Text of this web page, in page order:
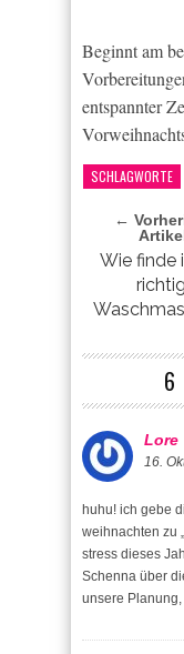
Beginnt am
entspannter
SCHLAGWORTE
←
Wie finde
Lore
16.
huhu! ich gebe
weihnachten zu
stress dieses
Schenna über
unsere